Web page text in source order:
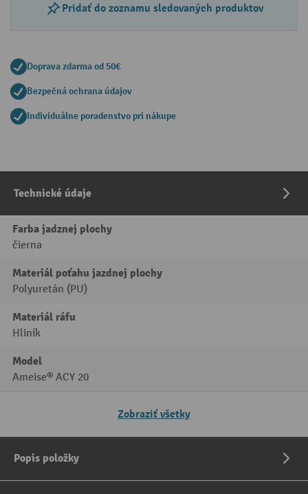
Pridať do zoznamu sledovaných produktov
Doprava zdarma od 50€
Bezpečná ochrana údajov
Individuálne poradenstvo pri nákupe
Technické údaje
Farba jadznej plochy
čierna
Materiál poťahu jazdnej plochy
Polyuretán (PU)
Materiál ráfu
Hliník
Model
Ameise® ACY 20
Zobraziť všetky
Popis položky